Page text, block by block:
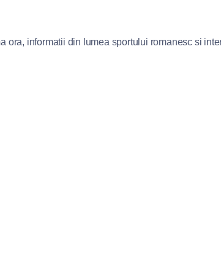
ora, informatii din lumea sportului romanesc si